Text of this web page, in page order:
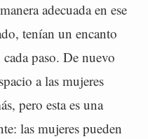
adecuada en ese
tenían un encanto
paso. De nuevo
a las mujeres
pero esta es una
las mujeres pueden